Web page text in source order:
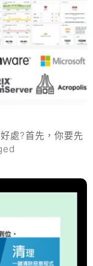
處?首先，你要先
業務運營的方式